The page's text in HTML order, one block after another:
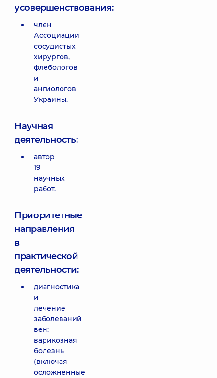
усовершенствования:
член
Ассоциации
сосудистых
хирургов,
флебологов
и
ангиологов
Украины.
Научная
деятельность:
автор
19
научных
работ.
Приоритетные
направления
в
практической
деятельности:
диагностика
и
лечение
заболеваний
вен:
варикозная
болезнь
(включая
осложненные